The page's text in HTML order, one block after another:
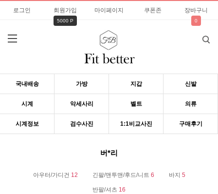
로그인 회원가입
5000 P
마이페이지 쿠폰존 장바구니
0
국내배송 가방 지갑 신발
시계 악세사리 벨트 의류
시계정보 검수사진 1:1비교사진 구매후기
버*리
아우터/가디건 12 긴팔/맨투맨/후드/니트 6 바지 5
반팔/셔츠 16